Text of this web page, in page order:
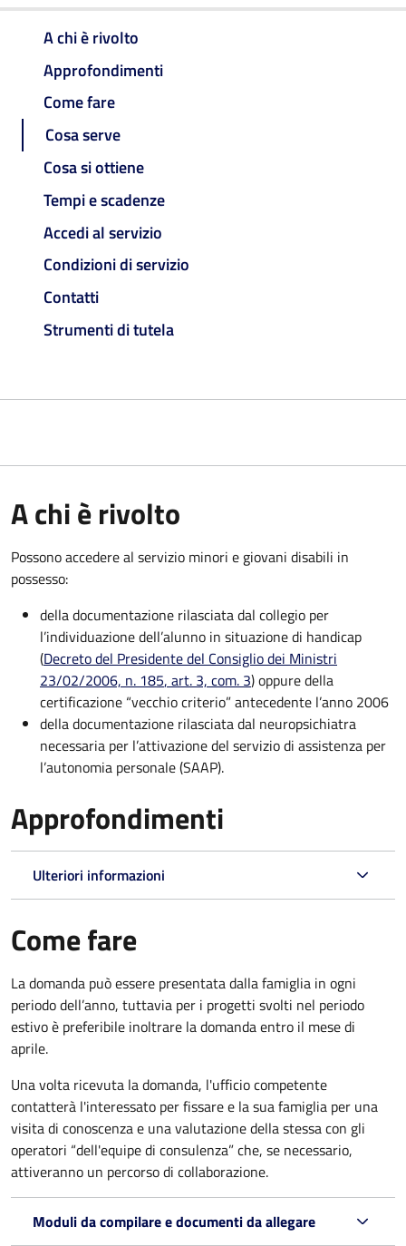
A chi è rivolto
Approfondimenti
Come fare
Cosa serve
Cosa si ottiene
Tempi e scadenze
Accedi al servizio
Condizioni di servizio
Contatti
Strumenti di tutela
A chi è rivolto
Possono accedere al servizio minori e giovani disabili in
possesso:
della documentazione rilasciata dal collegio per
l’individuazione dell’alunno in situazione di handicap
(Decreto del Presidente del Consiglio dei Ministri
23/02/2006, n. 185, art. 3, com. 3) oppure della
certificazione “vecchio criterio” antecedente l’anno 2006
della documentazione rilasciata dal neuropsichiatra
necessaria per l’attivazione del servizio di assistenza per
l’autonomia personale (SAAP).
Approfondimenti
Ulteriori informazioni
Come fare
La domanda può essere presentata dalla famiglia in ogni
periodo dell’anno, tuttavia per i progetti svolti nel periodo
estivo è preferibile inoltrare la domanda entro il mese di
aprile.
Una volta ricevuta la domanda, l'ufficio competente
contatterà l'interessato per fissare e la sua famiglia per una
visita di conoscenza e una valutazione della stessa con gli
operatori “dell'equipe di consulenza” che, se necessario,
attiveranno un percorso di collaborazione.
Moduli da compilare e documenti da allegare